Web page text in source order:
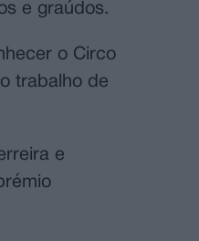
e graúdos.
o Circo
trabalho de
e